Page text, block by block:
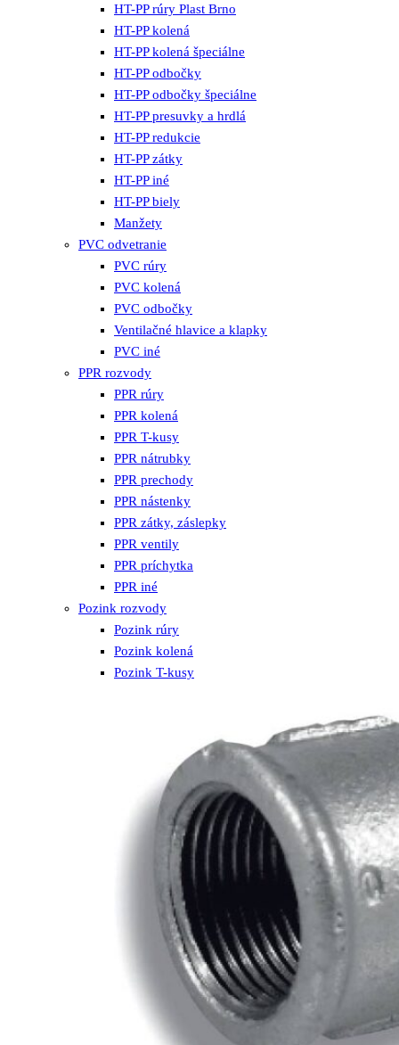
HT-PP rúry Plast Brno
HT-PP kolená
HT-PP kolená špeciálne
HT-PP odbočky
HT-PP odbočky špeciálne
HT-PP presuvky a hrdlá
HT-PP redukcie
HT-PP zátky
HT-PP iné
HT-PP biely
Manžety
PVC odvetranie
PVC rúry
PVC kolená
PVC odbočky
Ventilačné hlavice a klapky
PVC iné
PPR rozvody
PPR rúry
PPR kolená
PPR T-kusy
PPR nátrubky
PPR prechody
PPR nástenky
PPR zátky, záslepky
PPR ventily
PPR príchytka
PPR iné
Pozink rozvody
Pozink rúry
Pozink kolená
Pozink T-kusy